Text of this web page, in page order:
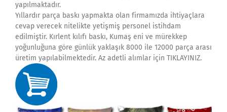
yapılmaktadır.
Yıllardır parça baskı yapmakta olan firmamızda ihtiyaçlara
cevap verecek nitelikte yetişmiş personel istihdam
edilmiştir. Kırlent kılıfı baskı, Kumaş eni ve mürekkep
yoğunluğuna göre günlük yaklaşık 8000 ile 12000 parça arası
üretim yapılabilmektedir. Az adetli alımlar için TIKLAYINIZ.